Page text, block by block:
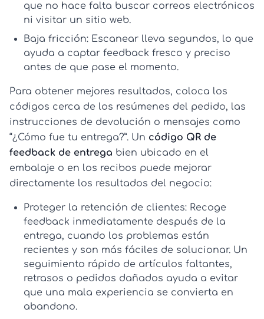
que no hace falta buscar correos electrónicos
ni visitar un sitio web.
Baja fricción: Escanear lleva segundos, lo que
ayuda a captar feedback fresco y preciso
antes de que pase el momento.
Para obtener mejores resultados, coloca los
códigos cerca de los resúmenes del pedido, las
instrucciones de devolución o mensajes como
“¿Cómo fue tu entrega?”. Un código QR de
feedback de entrega bien ubicado en el
embalaje o en los recibos puede mejorar
directamente los resultados del negocio:
Proteger la retención de clientes: Recoge
feedback inmediatamente después de la
entrega, cuando los problemas están
recientes y son más fáciles de solucionar. Un
seguimiento rápido de artículos faltantes,
retrasos o pedidos dañados ayuda a evitar
que una mala experiencia se convierta en
abandono.